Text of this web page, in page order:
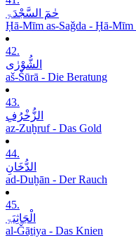
حٰمٓ السَّجْدَۃِ
Ḥā-Mīm as-Saǧda - Ḥā-
42.
الشُّوْرٰی
aš-Šūrā - Die Beratung
43.
الزُّخْرُفِ
az-Zuḫruf - Das Gold
44.
الدُّخَانِ
ad-Duḫān - Der Rauch
45.
الْجَاثِیَۃِ
al-Ǧāṯiya - Das Knien